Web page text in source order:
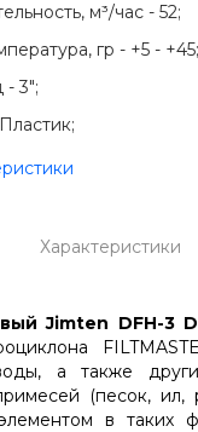
м³/час - 52;
гр - +5 - +45;
- 3";
Пластик;
Характеристики
Jimten DFH-3
а также
(песок, ил,
в таких